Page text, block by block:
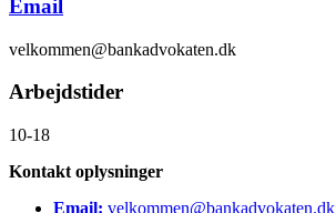
Email
velkommen@bankadvokaten.dk
Arbejdstider
10-18
Kontakt oplysninger
Email: velkommen@bankadvokaten.dk